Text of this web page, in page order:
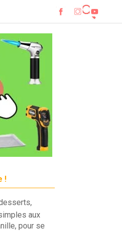
!
aux
pour se